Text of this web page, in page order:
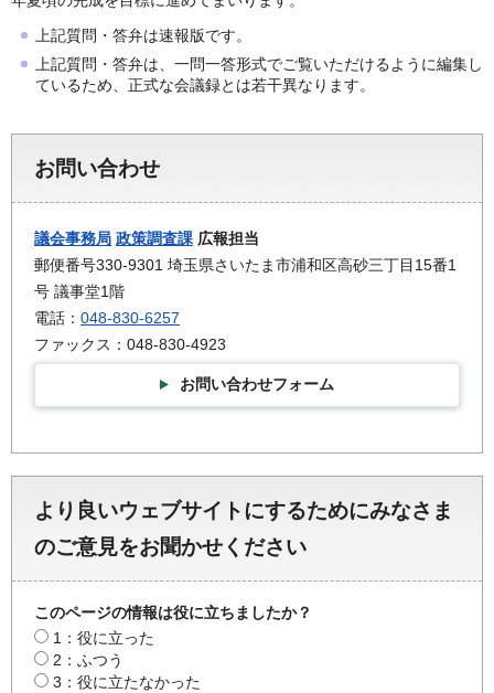
上記質問・答弁は速報版です。
上記質問・答弁は、一問一答形式でご覧いただけるように編集し
ているため、正式な会議録とは若干異なります。
お問い合わせ
議会事務局 政策調査課 広報担当
郵便番号330-9301 埼玉県さいたま市浦和区高砂三丁目15番1
号 議事堂1階
電話： 048-830-6257
ファックス：048-830-4923
お問い合わせフォーム
より良いウェブサイトにするためにみなさま
のご意見をお聞かせください
このページの情報は役に立ちましたか？
1：役に立った
2：ふつう
3：役に立たなかった